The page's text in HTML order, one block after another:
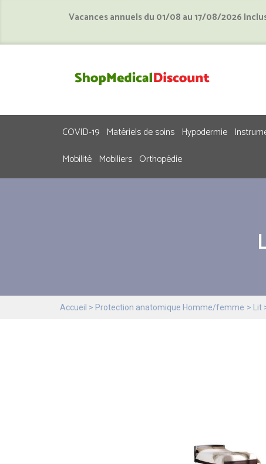
Vacances annuels du 01/08 au 17/08/2026
COVID-19 Matériels de soins Hypodermie
Mobilité Mobiliers Orthopédie
Accueil Protection anatomique Homme/femme Lit